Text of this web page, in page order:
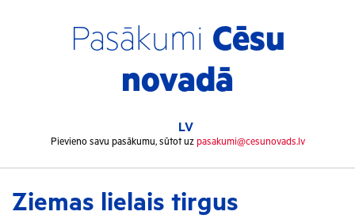
Pasākumi Cēsu
novadā
LV
Pievieno savu pasākumu, sūtot uz pasakumi@cesunovads.lv
Ziemas lielais tirgus